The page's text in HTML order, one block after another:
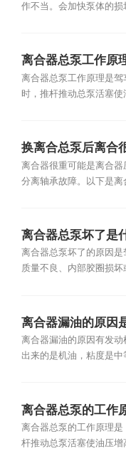
作不当。会加快泵体的损
离合器总泵工作原
离合器总泵工作原理是驾
时，推杆推动总泵活塞使
换离合总泵后离合
离合器很重可能是离合
分离轴承故障。以下是离
离合器总泵坏了是
离合器总泵坏了的原因
质量不良、内部胶圈损坏
离合器漏油的原因
离合器漏油的原因有发
出来的是机油，粘度是中
离合器总泵的工作
离合器总泵的工作原理
杆推动总泵活塞使油压增